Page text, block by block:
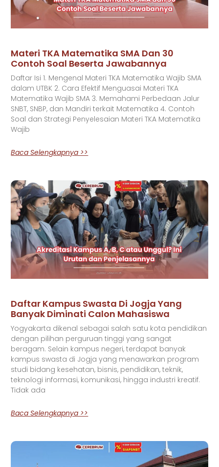
Materi TKA Matematika SMA Dan 30
Contoh Soal Beserta Jawabannya
Daftar Isi 1. Mengenal Materi TKA Matematika Wajib SMA
dalam UTBK 2. Cara Efektif Menguasai Materi TKA
Matematika Wajib SMA 3. Memahami Perbedaan Jalur
SNBT, SNBP, dan Mandiri terkait Matematika 4. Contoh
Soal dan Strategi Penyelesaian Materi TKA Matematika
Wajib
Baca Selengkapnya >>
Daftar Kampus Swasta Di Jogja Yang
Banyak Diminati Calon Mahasiswa
Yogyakarta dikenal sebagai salah satu kota pendidikan
dengan pilihan perguruan tinggi yang sangat
beragam. Selain kampus negeri, terdapat banyak
kampus swasta di Jogja yang menawarkan program
studi bidang kesehatan, bisnis, pendidikan, teknik,
teknologi informasi, komunikasi, hingga industri kreatif.
Tidak ada
Baca Selengkapnya >>